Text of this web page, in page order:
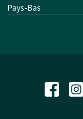
Pays-Bas